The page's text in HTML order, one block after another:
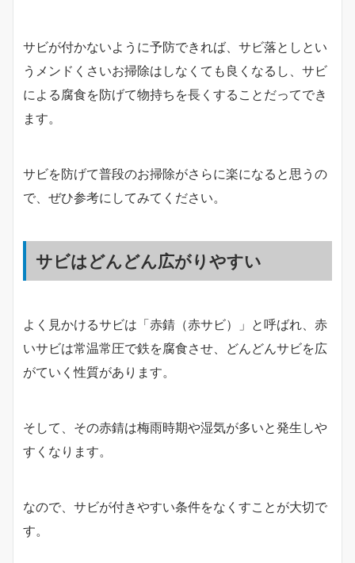
サビが付かないように予防できれば、サビ落としとい
うメンドくさいお掃除はしなくても良くなるし、サビ
による腐食を防げて物持ちを長くすることだってでき
ます。
サビを防げて普段のお掃除がさらに楽になると思うの
で、ぜひ参考にしてみてください。
サビはどんどん広がりやすい
よく見かけるサビは「赤錆（赤サビ）」と呼ばれ、赤
いサビは常温常圧で鉄を腐食させ、どんどんサビを広
がていく性質があります。
そして、その赤錆は梅雨時期や湿気が多いと発生しや
すくなります。
なので、サビが付きやすい条件をなくすことが大切で
す。